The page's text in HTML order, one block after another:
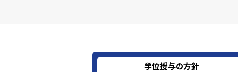
学位授与の方針